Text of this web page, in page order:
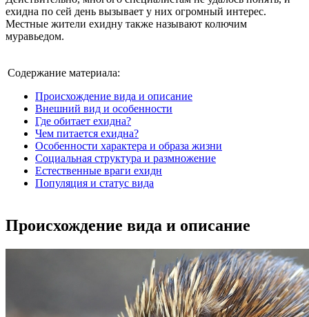
ехидна по сей день вызывает у них огромный интерес.
Местные жители ехидну также называют колючим
муравьедом.
Содержание материала:
Происхождение вида и описание
Внешний вид и особенности
Где обитает ехидна?
Чем питается ехидна?
Особенности характера и образа жизни
Социальная структура и размножение
Естественные враги ехидн
Популяция и статус вида
Происхождение вида и описание